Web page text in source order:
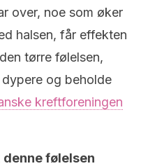
over, noe som øker
halsen, får effekten
tørre følelsen,
og beholde
kreftforeningen
denne følelsen